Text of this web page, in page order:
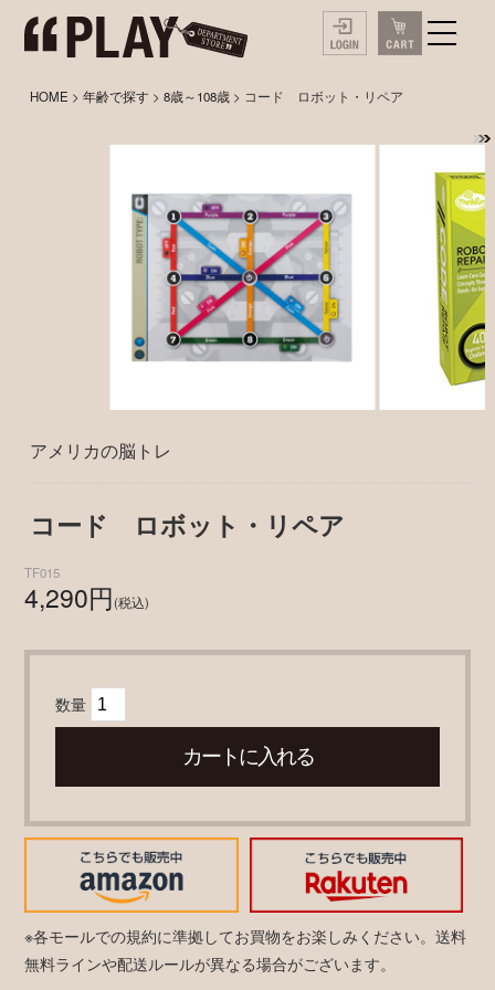
HOME >年齢で探す >8歳～108歳 > コード ロボット・リペア
アメリカの脳トレ
コード ロボット・リペア
TF015
4,290円(税込)
数量
※各モールでの規約に準拠してお買物をお楽しみください。送料
無料ラインや配送ルールが異なる場合がございます。